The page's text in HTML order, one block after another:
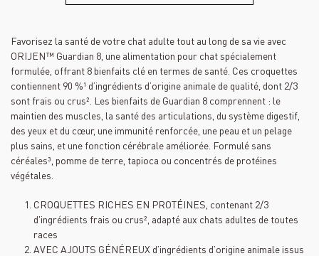
Favorisez la santé de votre chat adulte tout au long de sa vie avec
ORIJEN™ Guardian 8, une alimentation pour chat spécialement
formulée, offrant 8 bienfaits clé en termes de santé. Ces croquettes
contiennent 90 %¹ d’ingrédients d’origine animale de qualité, dont 2/3
sont frais ou crus². Les bienfaits de Guardian 8 comprennent : le
maintien des muscles, la santé des articulations, du système digestif,
des yeux et du cœur, une immunité renforcée, une peau et un pelage
plus sains, et une fonction cérébrale améliorée. Formulé sans
céréales³, pomme de terre, tapioca ou concentrés de protéines
végétales.
CROQUETTES RICHES EN PROTÉINES, contenant 2/3
d'ingrédients frais ou crus², adapté aux chats adultes de toutes
races
AVEC AJOUTS GÉNÉREUX d’ingrédients d’origine animale issus